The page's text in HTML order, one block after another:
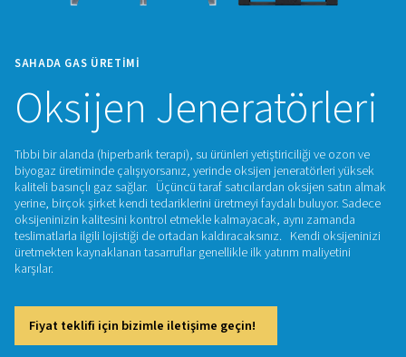
SAHADA GAS ÜRETIMI
Oksijen
Tıbbi bir alanda (hiperbarik terapi), su ürünleri yetiştiriciliği
biyogaz üretiminde çalışıyorsanız, yerinde oksijen
kaliteli basınçlı gaz sağlar. Üçüncü taraf satıcılardan